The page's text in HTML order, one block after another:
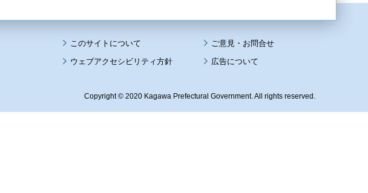
このサイトについて
ウェブアクセシビリティ方針 広告について
Copyright © 2020 Kagawa Prefectural Government. All rights reserved.